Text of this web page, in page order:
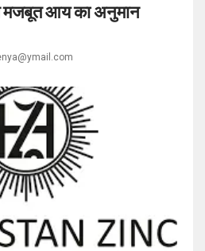
मजबूत आय का अनुमान